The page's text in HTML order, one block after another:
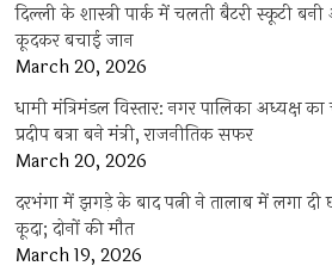
दिल्ली के शास्त्री पार्क में चलती बैटरी स्कूटी
कूदकर बचाई जान
March 20, 2026
धामी मंत्रिमंडल विस्तार: नगर पालिका अध्यक्ष
प्रदीप बत्रा बने मंत्री, राजनीतिक सफर
March 20, 2026
दरभंगा में झगड़े के बाद पत्नी ने तालाब में लगा
कूदा; दोनों की मौत
March 19, 2026